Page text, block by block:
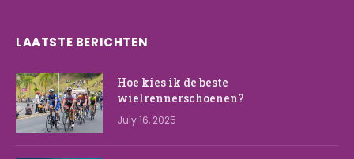
LAATSTE BERICHTEN
Hoe kies ik de beste
wielrennerschoenen?
July 16, 2025